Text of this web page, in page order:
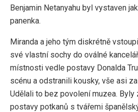
Benjamin Netanyahu byl vystaven
panenka.
Miranda a jeho tým diskrétně
své vlastní sochy do oválné
místnosti vedle postavy Donalda
scénu a odstranili kousky, vše asi
Udělali to bez povolení muzea. Byly
postavy potkanů ​​s tvářemi